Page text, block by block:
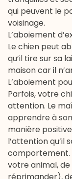
qui peuvent le
voisinage.
L’aboiement
Le chien peut
qu’il tire sur sa
maison car il
L’aboiement
Parfois, votre
attention. Le
apprendre à
manière
l’attention qu’il
comportement.
votre animal,